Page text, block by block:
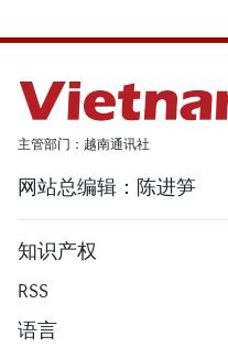
主管部门：越南通讯社
网站总编辑：陈进笋
知识产权
RSS
语言